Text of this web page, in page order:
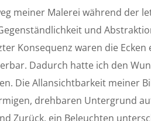
meiner Malerei während der
und
Konsequenz waren die Ecken
Dadurch hatte ich den
Die Allansichtbarkeit meiner
drehbaren Untergrund
Zurück, ein Beleuchten